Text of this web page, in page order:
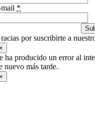
*
por suscribirte a
ha producido un error al
nuevo más tarde.